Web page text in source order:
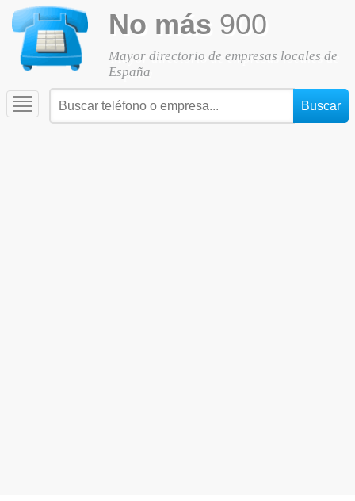
No más 900
Mayor directorio de empresas locales de
España
Toggle
navigation